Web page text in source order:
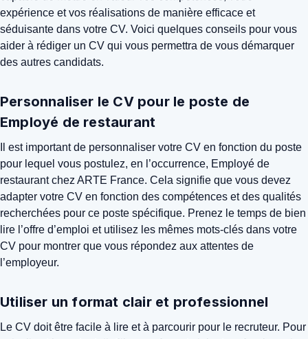
expérience et vos réalisations de manière efficace et
séduisante dans votre CV. Voici quelques conseils pour vous
aider à rédiger un CV qui vous permettra de vous démarquer
des autres candidats.
Personnaliser le CV pour le poste de
Employé de restaurant
Il est important de personnaliser votre CV en fonction du poste
pour lequel vous postulez, en l’occurrence, Employé de
restaurant chez ARTE France. Cela signifie que vous devez
adapter votre CV en fonction des compétences et des qualités
recherchées pour ce poste spécifique. Prenez le temps de bien
lire l’offre d’emploi et utilisez les mêmes mots-clés dans votre
CV pour montrer que vous répondez aux attentes de
l’employeur.
Utiliser un format clair et professionnel
Le CV doit être facile à lire et à parcourir pour le recruteur. Pour